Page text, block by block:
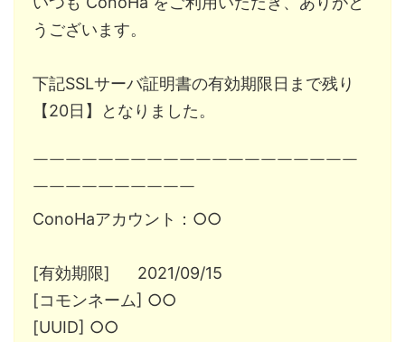
うございます。
下記SSLサーバ証明書の有効期限日まで残り
【20日】となりました。
￣￣￣￣￣￣￣￣￣￣￣￣￣￣￣￣￣￣￣￣
￣￣￣￣￣￣￣￣￣￣
ConoHaアカウント：○○
[有効期限] 2021/09/15
[コモンネーム] ○○
[UUID] ○○